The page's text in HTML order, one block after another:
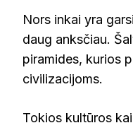
Nors inkai yra
daug anksčiau.
piramides, kurios
civilizacijoms.
Tokios kultūros